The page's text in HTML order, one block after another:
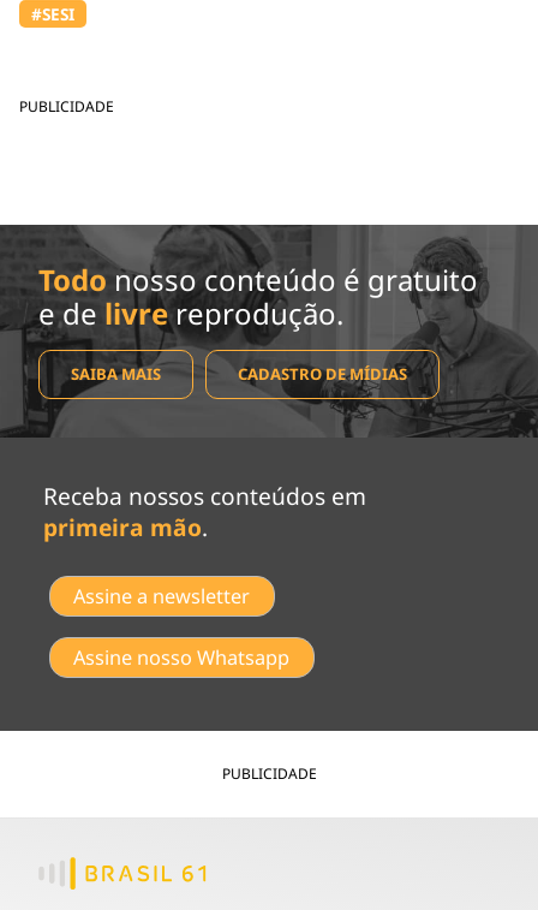
PUBLICIDADE
#SESI
Todo nosso conteúdo é gratuito
e de livrereprodução.
SAIBA MAIS CADASTRO DE MÍDIAS
Receba nossos conteúdos em
primeira mão.
Assine a newsletter
Assine nosso Whatsapp
PUBLICIDADE